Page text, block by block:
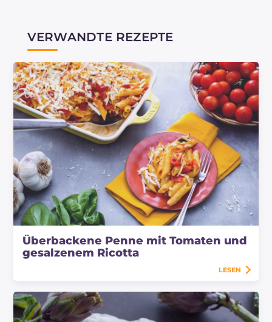
VERWANDTE REZEPTE
Überbackene Penne mit Tomaten und
gesalzenem Ricotta
LESEN